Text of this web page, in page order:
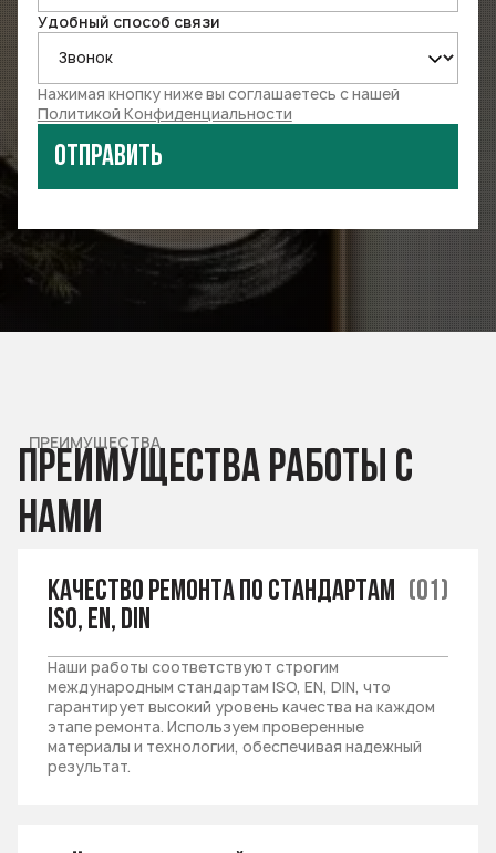
Удобный способ связи
Нажимая кнопку ниже вы соглашаетесь с нашей
Политикой Конфиденциальности
Отправить
ПРЕИМУЩЕСТВА
Преимущества работы с
нами
Качество ремонта по стандартам
ISO, EN, DIN
(01)
Наши работы соответствуют строгим
международным стандартам ISO, EN, DIN, что
гарантирует высокий уровень качества на каждом
этапе ремонта. Используем проверенные
материалы и технологии, обеспечивая надежный
результат.